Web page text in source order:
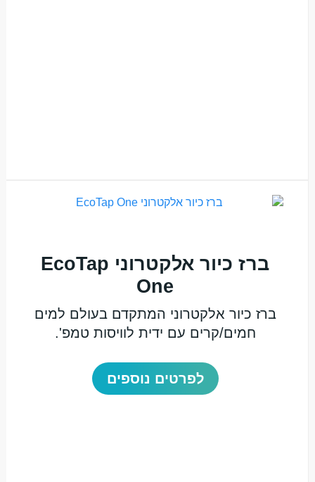
ברז כיור אלקטרוני EcoTap
One
ברז כיור אלקטרוני המתקדם בעולם למים
חמים/קרים עם ידית לוויסות טמפ'.
לפרטים נוספים